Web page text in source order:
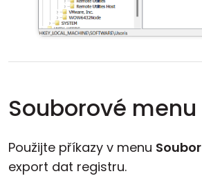
Souborové menu
Použijte příkazy v menu Soubor
export dat registru.